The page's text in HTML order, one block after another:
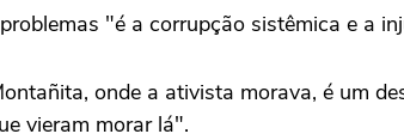
"é a corrupção sistêmica e a
onde a ativista morava, é um
vieram morar lá".